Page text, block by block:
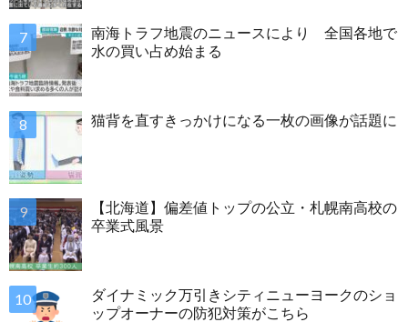
南海トラフ地震のニュースにより 全国各地で
水の買い占め始まる
猫背を直すきっかけになる一枚の画像が話題に
【北海道】偏差値トップの公立・札幌南高校の
卒業式風景
ダイナミック万引きシティニューヨークのショ
ップオーナーの防犯対策がこちら